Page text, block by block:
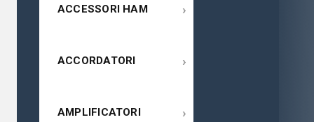
ACCESSORI HAM ›
ACCORDATORI ›
AMPLIFICATORI ›